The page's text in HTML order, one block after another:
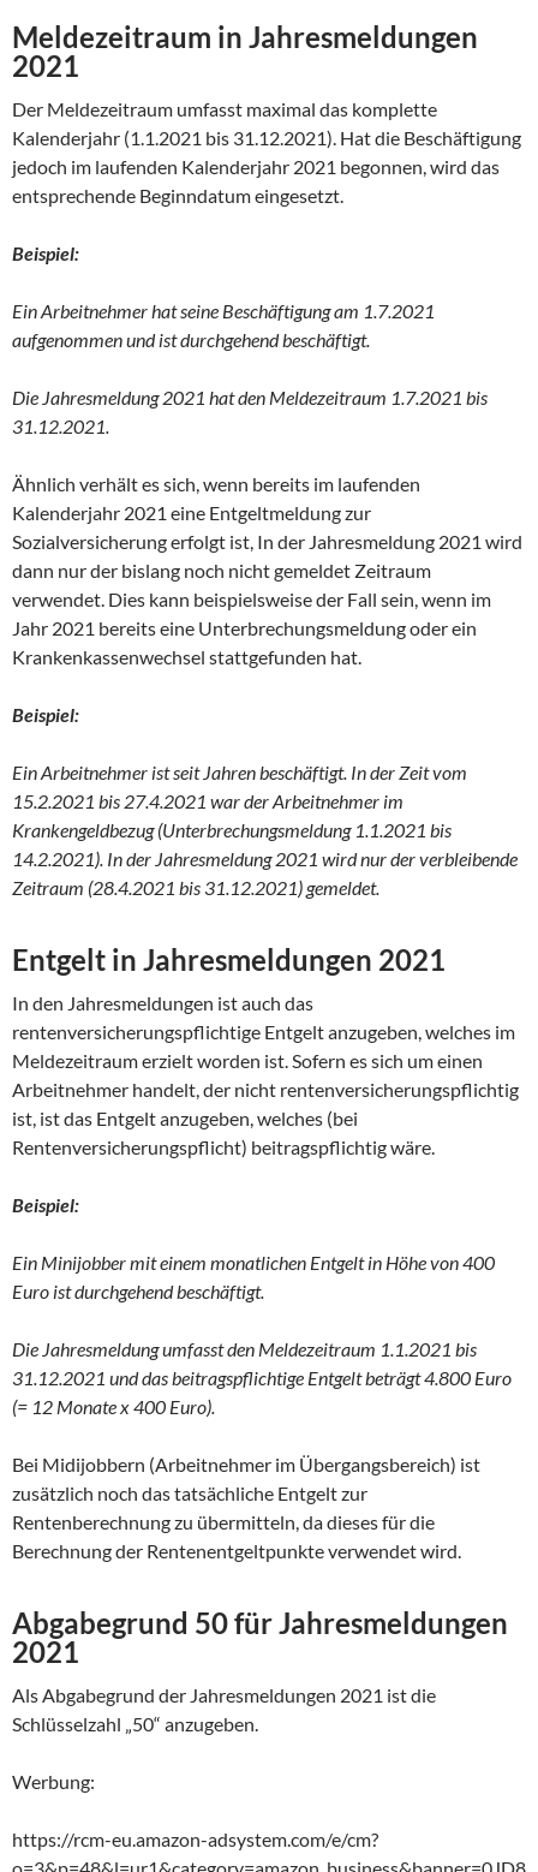
Meldezeitraum in Jahresmeldungen
2021
Der Meldezeitraum umfasst maximal das komplette
Kalenderjahr (1.1.2021 bis 31.12.2021). Hat die Beschäftigung
jedoch im laufenden Kalenderjahr 2021 begonnen, wird das
entsprechende Beginndatum eingesetzt.
Beispiel:
Ein Arbeitnehmer hat seine Beschäftigung am 1.7.2021
aufgenommen und ist durchgehend beschäftigt.
Die Jahresmeldung 2021 hat den Meldezeitraum 1.7.2021 bis
31.12.2021.
Ähnlich verhält es sich, wenn bereits im laufenden
Kalenderjahr 2021 eine Entgeltmeldung zur
Sozialversicherung erfolgt ist, In der Jahresmeldung 2021 wird
dann nur der bislang noch nicht gemeldet Zeitraum
verwendet. Dies kann beispielsweise der Fall sein, wenn im
Jahr 2021 bereits eine Unterbrechungsmeldung oder ein
Krankenkassenwechsel stattgefunden hat.
Beispiel:
Ein Arbeitnehmer ist seit Jahren beschäftigt. In der Zeit vom
15.2.2021 bis 27.4.2021 war der Arbeitnehmer im
Krankengeldbezug (Unterbrechungsmeldung 1.1.2021 bis
14.2.2021). In der Jahresmeldung 2021 wird nur der verbleibende
Zeitraum (28.4.2021 bis 31.12.2021) gemeldet.
Entgelt in Jahresmeldungen 2021
In den Jahresmeldungen ist auch das
rentenversicherungspflichtige Entgelt anzugeben, welches im
Meldezeitraum erzielt worden ist. Sofern es sich um einen
Arbeitnehmer handelt, der nicht rentenversicherungspflichtig
ist, ist das Entgelt anzugeben, welches (bei
Rentenversicherungspflicht) beitragspflichtig wäre.
Beispiel:
Ein Minijobber mit einem monatlichen Entgelt in Höhe von 400
Euro ist durchgehend beschäftigt.
Die Jahresmeldung umfasst den Meldezeitraum 1.1.2021 bis
31.12.2021 und das beitragspflichtige Entgelt beträgt 4.800 Euro
(= 12 Monate x 400 Euro).
Bei Midijobbern (Arbeitnehmer im Übergangsbereich) ist
zusätzlich noch das tatsächliche Entgelt zur
Rentenberechnung zu übermitteln, da dieses für die
Berechnung der Rentenentgeltpunkte verwendet wird.
Abgabegrund 50 für Jahresmeldungen
2021
Als Abgabegrund der Jahresmeldungen 2021 ist die
Schlüsselzahl „50“ anzugeben.
Werbung:
https://rcm-eu.amazon-adsystem.com/e/cm?